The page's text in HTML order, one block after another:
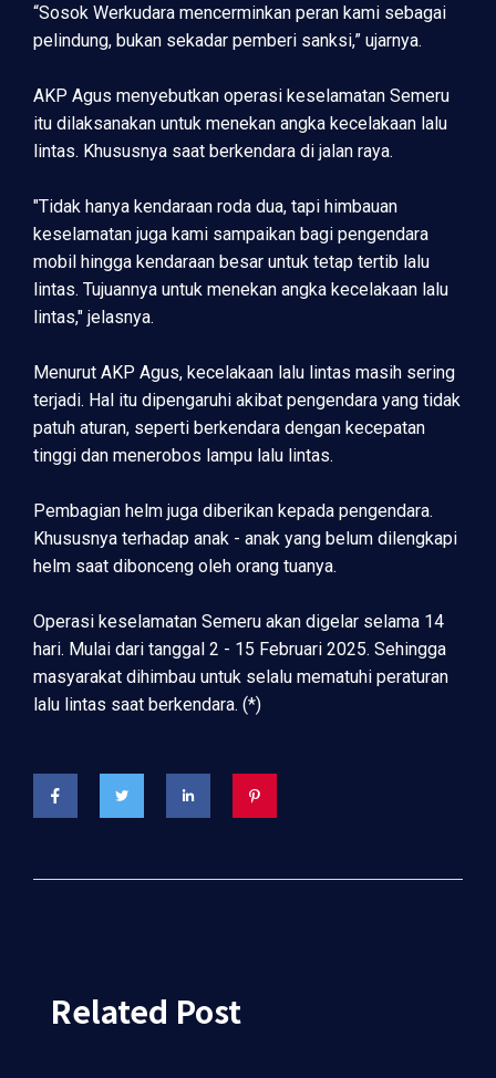
“Sosok Werkudara mencerminkan peran kami sebagai
pelindung, bukan sekadar pemberi sanksi,” ujarnya.
AKP Agus menyebutkan operasi keselamatan Semeru
itu dilaksanakan untuk menekan angka kecelakaan lalu
lintas. Khususnya saat berkendara di jalan raya.
"Tidak hanya kendaraan roda dua, tapi himbauan
keselamatan juga kami sampaikan bagi pengendara
mobil hingga kendaraan besar untuk tetap tertib lalu
lintas. Tujuannya untuk menekan angka kecelakaan lalu
lintas," jelasnya.
Menurut AKP Agus, kecelakaan lalu lintas masih sering
terjadi. Hal itu dipengaruhi akibat pengendara yang tidak
patuh aturan, seperti berkendara dengan kecepatan
tinggi dan menerobos lampu lalu lintas.
Pembagian helm juga diberikan kepada pengendara.
Khususnya terhadap anak - anak yang belum dilengkapi
helm saat dibonceng oleh orang tuanya.
Operasi keselamatan Semeru akan digelar selama 14
hari. Mulai dari tanggal 2 - 15 Februari 2025. Sehingga
masyarakat dihimbau untuk selalu mematuhi peraturan
lalu lintas saat berkendara. (*)
Related Post